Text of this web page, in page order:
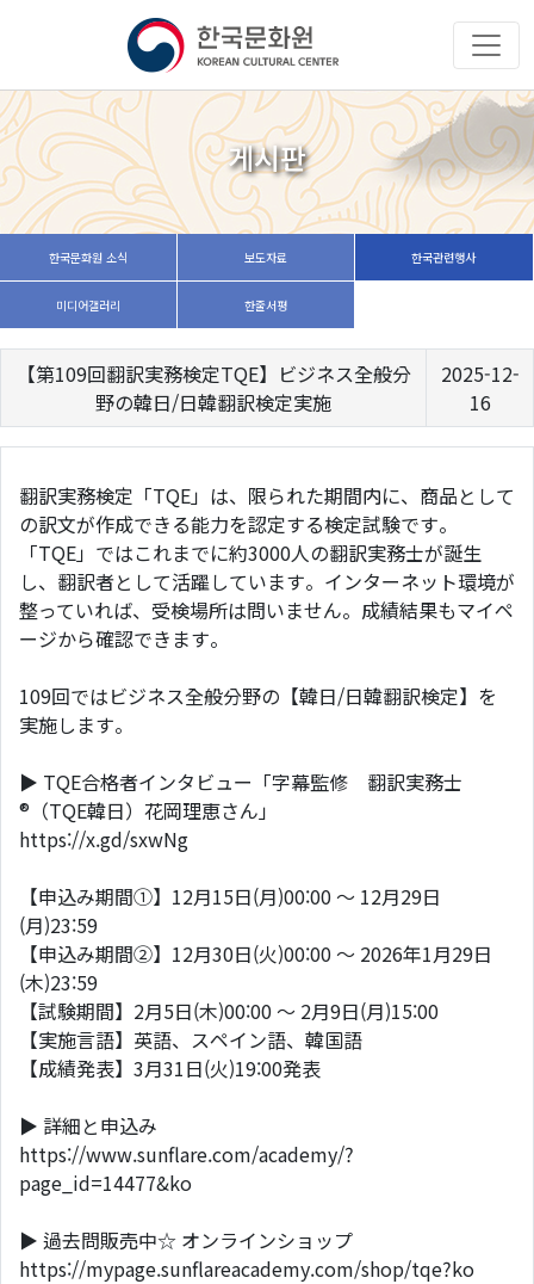
게시판
한국문화원 소식 보도자료 한국관련행사
미디어갤러리 한줄서평
【第109回翻訳実務検定TQE】ビジネス全般分
野の韓日/日韓翻訳検定実施
2025-12-
16
翻訳実務検定「TQE」は、限られた期間内に、商品として
の訳文が作成できる能力を認定する検定試験です。
「TQE」ではこれまでに約3000人の翻訳実務士が誕生
し、翻訳者として活躍しています。インターネット環境が
整っていれば、受検場所は問いません。成績結果もマイペ
ージから確認できます。
109回ではビジネス全般分野の【韓日/日韓翻訳検定】を
実施します。
▶ TQE合格者インタビュー「字幕監修 翻訳実務士
®（TQE韓日）花岡理恵さん」
https://x.gd/sxwNg
【申込み期間①】12月15日(月)00:00 ～ 12月29日
(月)23:59
【申込み期間②】12月30日(火)00:00 ～ 2026年1月29日
(木)23:59
【試験期間】2月5日(木)00:00 ～ 2月9日(月)15:00
【実施言語】英語、スペイン語、韓国語
【成績発表】3月31日(火)19:00発表
▶ 詳細と申込み
https://www.sunflare.com/academy/?
page_id=14477&ko
▶ 過去問販売中☆ オンラインショップ
https://mypage.sunflareacademy.com/shop/tqe?ko